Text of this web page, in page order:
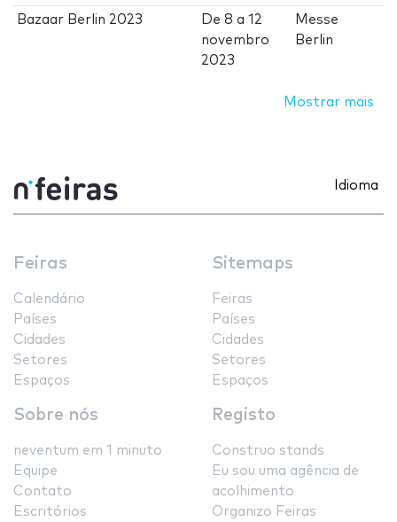
Bazaar Berlin 2023 De8 a12
novembro
2023
Messe
Berlin
Mostrar mais
Idioma
Feiras
Calendário
Países
Cidades
Setores
Espaços
Sitemaps
Feiras
Países
Cidades
Setores
Espaços
Sobre nós
neventum em 1 minuto
Equipe
Contato
Escritórios
Registo
Construo stands
Eu sou uma agência de
acolhimento
Organizo Feiras